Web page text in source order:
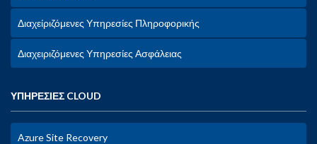
Διαχείριζόμενες Υπηρεσίες Πληροφορικής
Διαχειριζόμενες Υπηρεσίες Ασφάλειας
ΥΠΗΡΕΣΙΕΣ CLOUD
Azure Site Recovery